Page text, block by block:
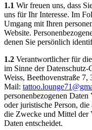
1.1 Wir freuen uns, dass
uns für Ihr Interesse. Im
Umgang mit Ihren
Website.
denen Sie persönlich
1.2 Verantwortlicher für
im Sinne der
Weiss, Beethovenstraße
Mail:
personenbezogenen
oder juristische Person,
die Zwecke und Mittel der
Daten entscheidet.